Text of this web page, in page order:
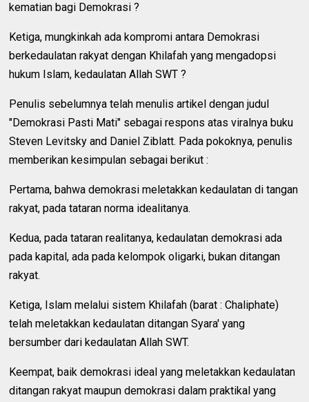
kematian bagi Demokrasi ?
Ketiga, mungkinkah ada kompromi antara Demokrasi
berkedaulatan rakyat dengan Khilafah yang mengadopsi
hukum Islam, kedaulatan Allah SWT ?
Penulis sebelumnya telah menulis artikel dengan judul
"Demokrasi Pasti Mati" sebagai respons atas viralnya buku
Steven Levitsky and Daniel Ziblatt. Pada pokoknya, penulis
memberikan kesimpulan sebagai berikut :
Pertama, bahwa demokrasi meletakkan kedaulatan di tangan
rakyat, pada tataran norma idealitanya.
Kedua, pada tataran realitanya, kedaulatan demokrasi ada
pada kapital, ada pada kelompok oligarki, bukan ditangan
rakyat.
Ketiga, Islam melalui sistem Khilafah (barat : Chaliphate)
telah meletakkan kedaulatan ditangan Syara' yang
bersumber dari kedaulatan Allah SWT.
Keempat, baik demokrasi ideal yang meletakkan kedaulatan
ditangan rakyat maupun demokrasi dalam praktikal yang